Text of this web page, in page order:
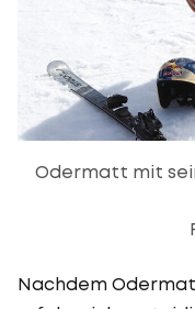
Odermatt mit
Nachdem